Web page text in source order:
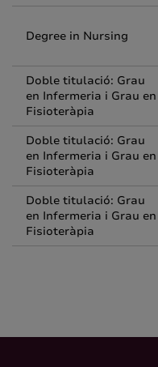
Degree in Nursing
Doble titulació: Grau
en Infermeria i Grau en
Fisioteràpia
Doble titulació: Grau
en Infermeria i Grau en
Fisioteràpia
Doble titulació: Grau
en Infermeria i Grau en
Fisioteràpia